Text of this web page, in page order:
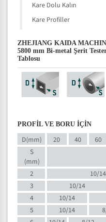
Kare Dolu Kalın
Kare Profiller
ZHEJIANG KAIDA
5800 mm Bi-metal Şerit
Tablosu
PROFİL VE BORU İÇİN
D(mm) 20 40 60
S
(mm)
2
10/14
3
10/14
4
10/14
5
10/14